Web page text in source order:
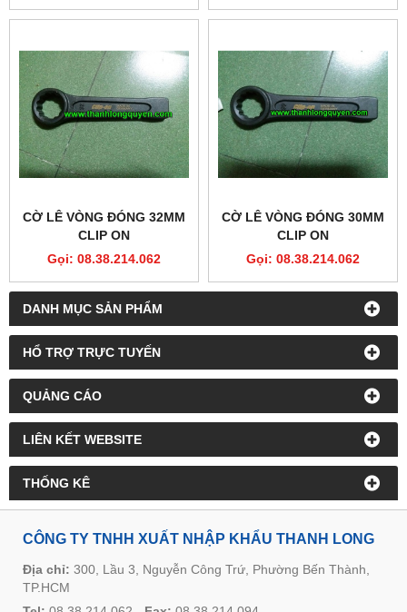
DANH MỤC SẢN PHẨM
HỔ TRỢ TRỰC TUYẾN
QUẢNG CÁO
LIÊN KẾT WEBSITE
THỐNG KÊ
CỜ LÊ VÒNG ĐÓNG 32MM
CLIP ON
Gọi: 08.38.214.062
CỜ LÊ VÒNG ĐÓNG 30MM
CLIP ON
Gọi: 08.38.214.062
CÔNG TY TNHH XUẤT NHẬP KHẨU THANH LONG
Địa chỉ: 300, Lầu 3, Nguyễn Công Trứ, Phường Bến Thành,
TP.HCM